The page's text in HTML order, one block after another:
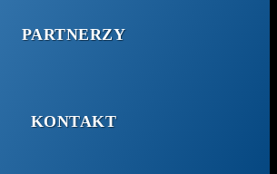
PARTNERZY
KONTAKT